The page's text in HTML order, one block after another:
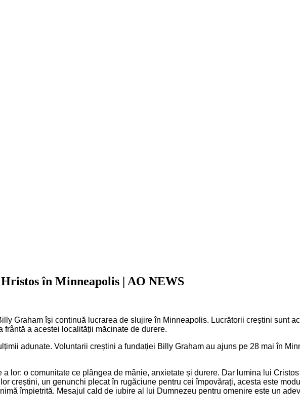
în Minneapolis | AO NEWS
Graham își continuă lucrarea de slujire în Minneapolis. Lucrătorii creștini sunt
a acestei localității măcinate de durere.
adunate. Voluntarii creștini a fundației Billy Graham au ajuns pe 28 mai în
lor: o comunitate ce plângea de mânie, anxietate și durere. Dar lumina lui
creștini, un genunchi plecat în rugăciune pentru cei împovărați, acesta este
împietrită. Mesajul cald de iubire al lui Dumnezeu pentru omenire este un